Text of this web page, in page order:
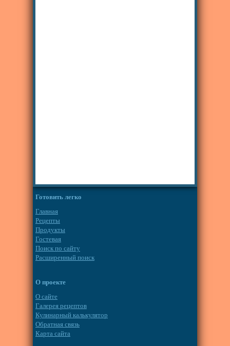
Готовить легко
Главная
Рецепты
Продукты
Гостевая
Поиск по сайту
Расширенный поиск
О проекте
О сайте
Галерея рецептов
Кулинарный калькулятор
Обратная связь
Карта сайта